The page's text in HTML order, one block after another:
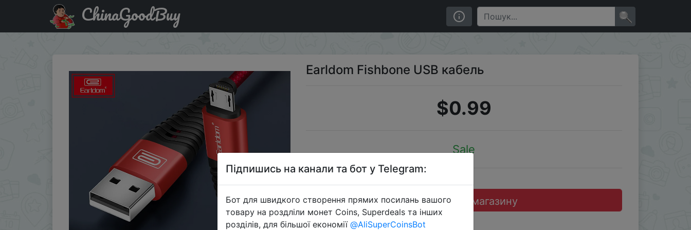
Придбати по знижці Earldom Fishbone USB кабель
ChinaGoodBuy
Earldom Fishbone USB кабель
$0.99
Sale
Перейти до магазину
Підпишись на канали та бот у Telegram:
Бот для швидкого створення прямих посилань вашого
товару на роздліли монет Coins, Superdeals та інших
розділів, для більшої економії @AliSuperCoinsBot